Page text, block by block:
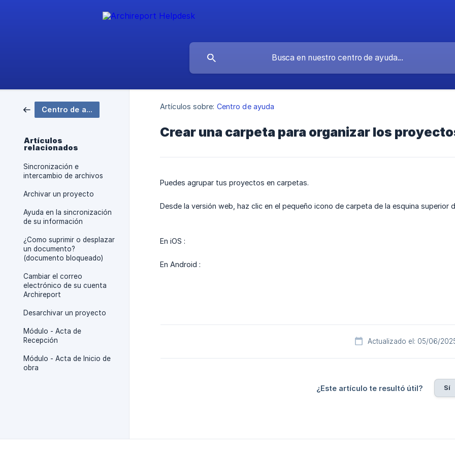
Centro de ayuda
Artículos
relacionados
Sincronización e
intercambio de archivos
Archivar un proyecto
Ayuda en la sincronización
de su información
¿Como suprimir o desplazar
un documento?
(documento bloqueado)
Cambiar el correo
electrónico de su cuenta
Archireport
Desarchivar un proyecto
Módulo - Acta de
Recepción
Módulo - Acta de Inicio de
obra
Artículos sobre: Centro de ayuda
Crear una carpeta para organizar los
Puedes agrupar tus proyectos en carpetas.
Desde la versión web, haz clic en el pequeño icono de carpeta de la esquina superior
En iOS :
En Android :
Actualizado el: 05/06/
¿Este artículo te resultó útil? Sí